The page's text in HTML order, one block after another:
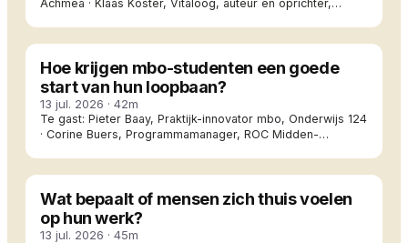
Achmea · Klaas Koster, Vitaloog, auteur en oprichter,
Hoe krijgen mbo-studenten een goede
start van hun loopbaan?
13 jul. 2026 · 42m
Te gast: Pieter Baay, Praktijk-innovator mbo, Onderwijs 124
· Corine Buers, Programmamanager, ROC Midden-
Wat bepaalt of mensen zich thuis voelen
op hun werk?
13 jul. 2026 · 45m